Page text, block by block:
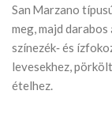
San Marzano
meg, majd
színezék‑ és
levesekhez,
ételhez.